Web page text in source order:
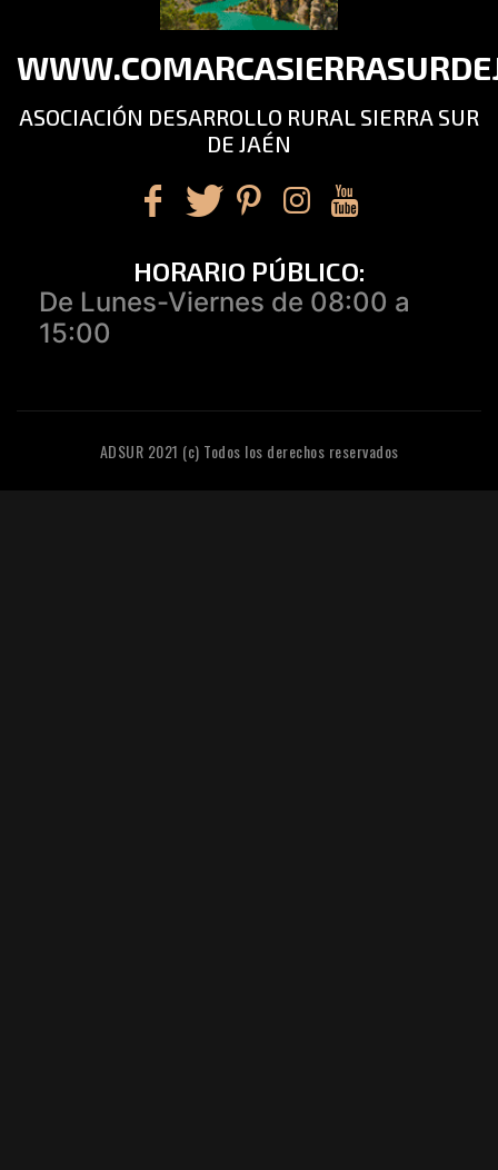
ASOCIACIÓN DESARROLLO RURAL SIERRA SUR
DE JAÉN
HORARIO PÚBLICO:
De Lunes-Viernes de 08:00 a
15:00
ADSUR 2021 (c) Todos los derechos reservados